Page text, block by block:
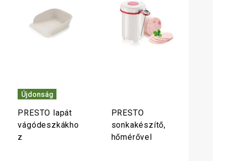
Újdonság
PRESTO lapát
vágódeszkákho
z
PRESTO
sonkakészítő,
hőmérővel